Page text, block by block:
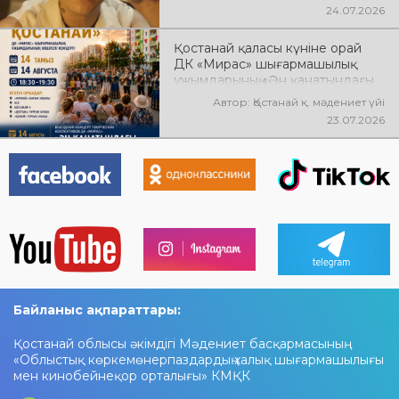
24.07.2026
Қостанай қаласы күніне орай
ДК «Мирас» шығармашылық
ұжымдарының «Ән қанатындағы
Қостанай» көшпелі концерті
өтеді! Баршаңызды мерекелік
Автор: Қостанай қ. мәдениет үйі
23.07.2026
Байланыс ақпараттары:
Қостанай облысы әкімдігі Мәдениет басқармасының
«Облыстық көркемөнерпаздардың халық шығармашылығы
мен кинобейнеқор орталығы» КМҚК